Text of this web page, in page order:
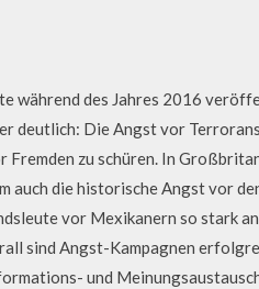
während des Jahres 2016
deutlich: Die Angst vor
zu schüren. In
die historische Angst vor
vor Mexikanern so stark
sind Angst-Kampagnen
und